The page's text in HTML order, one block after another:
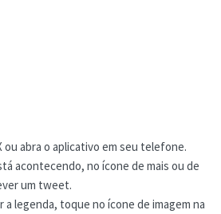
ou abra o aplicativo em seu telefone.
acontecendo, no ícone de mais ou de
um tweet.
a legenda, toque no ícone de imagem na